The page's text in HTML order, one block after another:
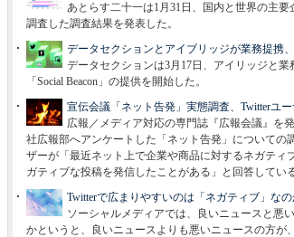
あとらす二十一は1月31日、国内と世界の主
調査した調査結果を発表した。
データセクションとアイブリッジが業務提携
データセクションは3月17日、アイリッジと
「Social Beacon」の提供を開始した。
宣伝会議「ネット告発」実態調査、Twitterユ
広報／メディア対応の専門誌『広報会議』を
社広報部へアンケートした「ネット告発」についての
ザーが「最近ネット上で企業や商品に対するネガティ
ガティブな投稿を発信したことがある」と回答している
Twitterで広まりやすいのは「ネガティブ」な
ソーシャルメディアでは、良いニュースと悪
かというと、良いニュースよりも悪いニュースの方が